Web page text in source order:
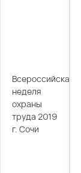
Всероссийская
неделя
охраны
труда 2019
г. Сочи